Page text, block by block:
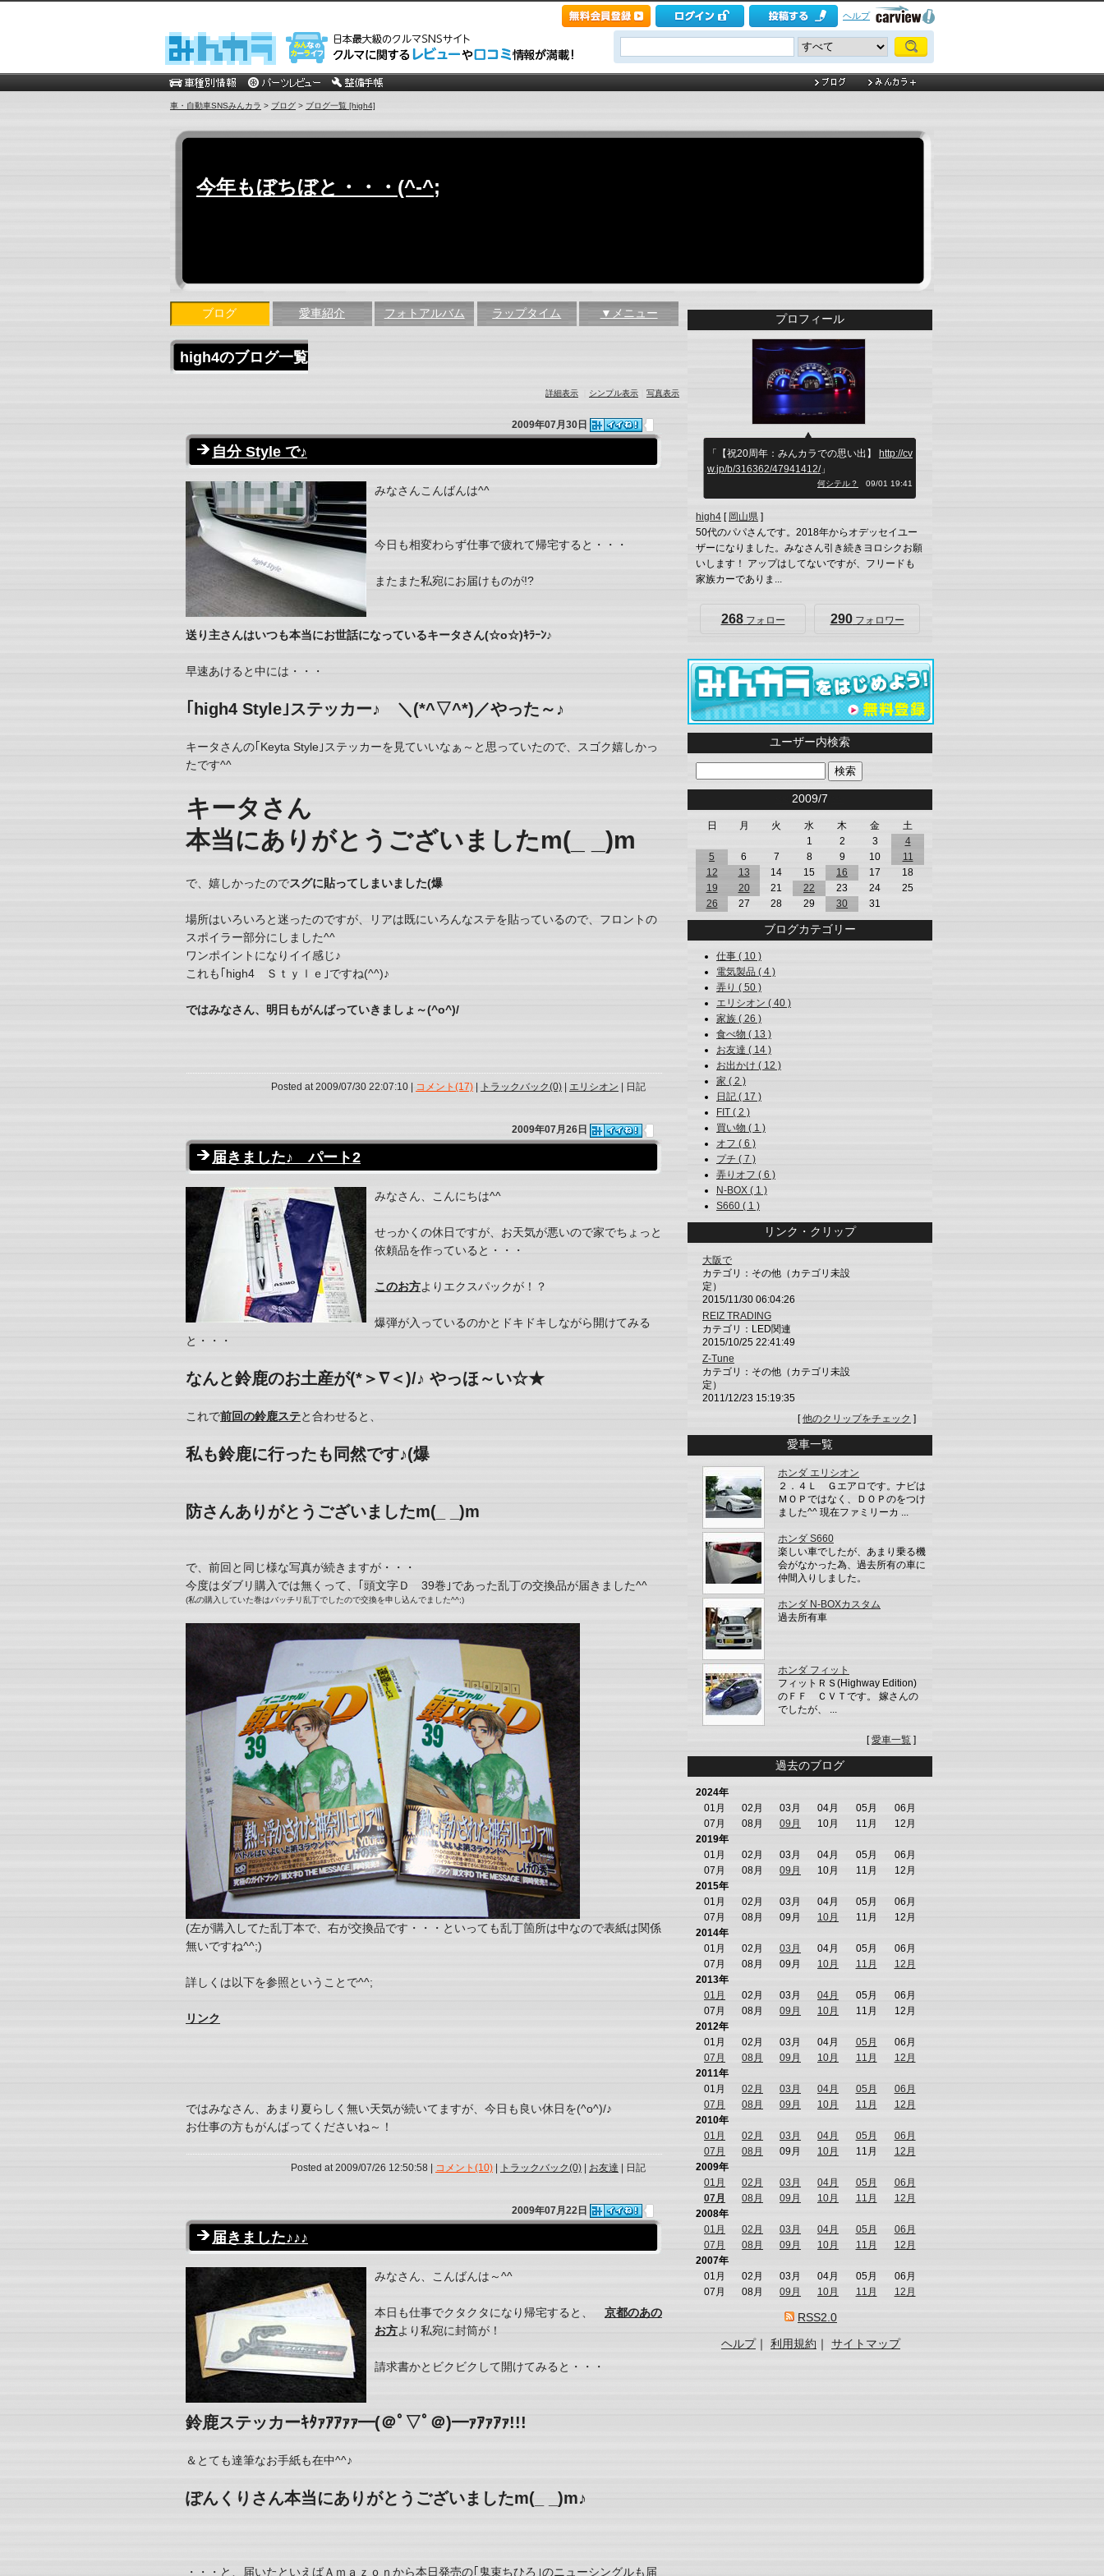
ヘルプ
車・自動車SNSみんカラ > ブログ > ブログ一覧 [high4]
今年もぼちぼと・・・(^-^;
ブログ 愛車紹介 フォトアルバム ラップタイム ▼メニュー
high4のブログ一覧
詳細表示 シンプル表示 写真表示
2009年07月30日
自分 Style で♪
みなさんこんばんは^^
今日も相変わらず仕事で疲れて帰宅すると・・・
またまた私宛にお届けものが!?
送り主さんはいつも本当にお世話になっているキータさん(☆o☆)ｷﾗｰﾝ♪
早速あけると中には・・・
｢high4 Style｣ステッカー♪ ＼(*^▽^*)／やった～♪
キータさんの｢Keyta Style｣ステッカーを見ていいなぁ～と思っていたので、スゴク嬉しかっ
たです^^
キータさん
本当にありがとうございましたm(_ _)m
で、嬉しかったのでスグに貼ってしまいました(爆
場所はいろいろと迷ったのですが、リアは既にいろんなステを貼っているので、フロントの
スポイラー部分にしました^^
ワンポイントになりイイ感じ♪
これも｢high4 Ｓｔｙｌｅ｣ですね(^^)♪
ではみなさん、明日もがんばっていきましょ～(^o^)/
Posted at 2009/07/30 22:07:10 | コメント(17) トラックバック(0) エリシオン | 日記
2009年07月26日
届きました♪ パート2
みなさん、こんにちは^^
せっかくの休日ですが、お天気が悪いので家でちょっと
依頼品を作っていると・・・
このお方よりエクスパックが！？
爆弾が入っているのかとドキドキしながら開けてみる
と・・・
なんと鈴鹿のお土産が(*＞∇＜)/♪ やっほ～い☆★
これで前回の鈴鹿ステと合わせると、
私も鈴鹿に行ったも同然です♪(爆
防さんありがとうございましたm(_ _)m
で、前回と同じ様な写真が続きますが・・・
今度はダブリ購入では無くって、｢頭文字Ｄ 39巻｣であった乱丁の交換品が届きました^^
(私の購入していた巻はバッチリ乱丁でしたので交換を申し込んでました^^;)
(左が購入してた乱丁本で、右が交換品です・・・といっても乱丁箇所は中なので表紙は関係
無いですね^^;)
詳しくは以下を参照ということで^^;
リンク
ではみなさん、あまり夏らしく無い天気が続いてますが、今日も良い休日を(^o^)/♪
お仕事の方もがんばってくださいね～！
Posted at 2009/07/26 12:50:58 | コメント(10) | トラックバック(0) | お友達 | 日記
2009年07月22日
届きました♪♪♪
みなさん、こんばんは～^^
本日も仕事でクタクタになり帰宅すると、 京都のあの
お方より私宛に封筒が！
請求書かとビクビクして開けてみると・・・
鈴鹿ステッカーｷﾀｧｱｱｧｧ━(＠ﾟ▽ﾟ＠)━ｧｱｧｱｧ!!!
＆とても達筆なお手紙も在中^^♪
ぽんくりさん本当にありがとうございましたm(_ _)m♪
・・・と、届いたといえばＡｍａｚｏｎから本日発売の｢鬼束ちひろ｣のニューシングルも届
プロフィール
「【祝20周年：みんカラでの思い出】
http://cv
w.jp/b/316362/47941412/」
何シテル？ 09/01 19:41
high4 [ 岡山県 ]
50代のパパさんです。2018年からオデッセイユー
ザーになりました。みなさん引き続きヨロシクお願
いします！ アップはしてないですが、フリードも
家族カーでありま...
268フォロー 290フォロワー
ユーザー内検索
2009/7
日 月 火 水 木 金
土
1
2 3
4
5
6 7 8 9 10
11
12
13 14 15 16 17
18
19
20 21 22 23 24
25
26
27 28 29 30 31
ブログカテゴリー
仕事 ( 10 )
電気製品 ( 4 )
弄り ( 50 )
エリシオン ( 40 )
家族 ( 26 )
食べ物 ( 13 )
お友達 ( 14 )
お出かけ ( 12 )
家 ( 2 )
日記 ( 17 )
FIT ( 2 )
買い物 ( 1 )
オフ ( 6 )
プチ ( 7 )
弄りオフ ( 6 )
N-BOX ( 1 )
S660 ( 1 )
リンク・クリップ
大阪で
カテゴリ：その他（カテゴリ未設
定）
2015/11/30 06:04:26
REIZ TRADING
カテゴリ：LED関連
2015/10/25 22:41:49
Z-Tune
カテゴリ：その他（カテゴリ未設
定）
2011/12/23 15:19:35
[他のクリップをチェック ]
愛車一覧
ホンダ エリシオン
２．４Ｌ Ｇエアロです。ナビは
ＭＯＰではなく、ＤＯＰのをつけ
ました^^ 現在ファミリーカ ...
ホンダ S660
楽しい車でしたが、あまり乗る機
会がなかった為、過去所有の車に
仲間入りしました。
ホンダ N-BOXカスタム
過去所有車
ホンダ フィット
フィットＲＳ(Highway Edition)
のＦＦ ＣＶＴです。 嫁さんの
でしたが、 ...
[愛車一覧 ]
過去のブログ
2024年
01月
02月 03月 04月 05月
06月
07月
08月 09月 10月 11月
12月
2019年
01月
02月 03月 04月 05月
06月
07月
08月 09月 10月 11月
12月
2015年
01月
02月 03月 04月 05月
06月
07月
08月 09月 10月 11月
12月
2014年
01月
02月 03月 04月 05月
06月
07月
08月 09月 10月 11月
12月
2013年
01月
02月 03月 04月 05月
06月
07月
08月 09月 10月 11月
12月
2012年
01月
02月 03月 04月 05月
06月
07月
08月 09月 10月 11月
12月
2011年
01月
02月 03月 04月 05月
06月
07月
08月 09月 10月 11月
12月
2010年
01月
02月 03月 04月 05月
06月
07月
08月 09月 10月 11月
12月
2009年
01月
02月 03月 04月 05月
06月
07月
08月 09月 10月 11月
12月
2008年
01月
02月 03月 04月 05月
06月
07月
08月 09月 10月 11月
12月
2007年
01月
02月 03月 04月 05月
06月
07月
08月 09月 10月 11月 12月
RSS2.0
ヘルプ｜ 利用規約 ｜ サイトマップ